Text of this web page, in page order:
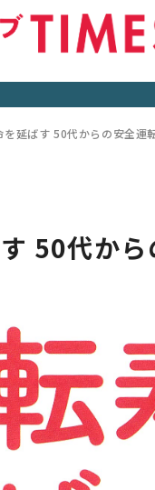
を延ばす 50代からの安全運
50代か